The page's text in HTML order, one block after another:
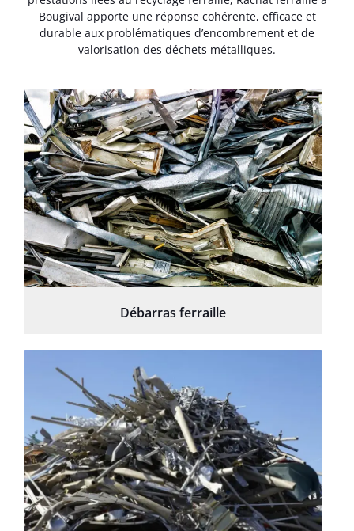
Bougival apporte une réponse cohérente, efficace et
durable aux problématiques d’encombrement et de
valorisation des déchets métalliques.
Débarras ferraille